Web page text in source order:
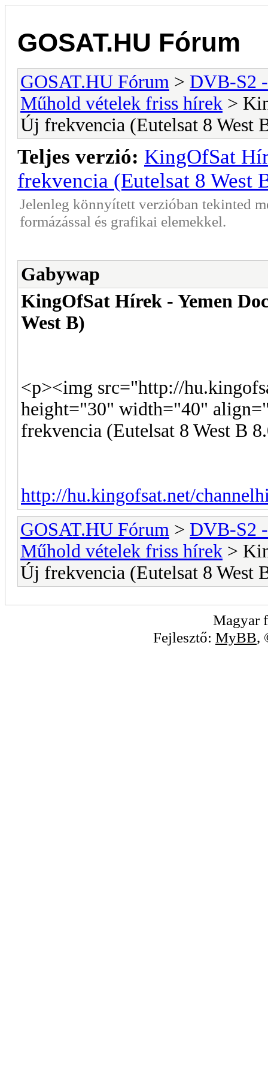
GOSAT.HU Fórum
GOSAT.HU Fórum > DVB-S2
Műhold vételek friss hírek >
Új frekvencia (Eutelsat 8 West
Teljes verzió: KingOfSat
frekvencia (Eutelsat 8 West
Jelenleg könnyített verzióban tekinted
formázással és grafikai elemekkel.
Gabywap
KingOfSat Hírek - Yemen
West B)
<p><img src="http://
height="30" width="40"
frekvencia (Eutelsat 8 West B
http://hu.kingofsat.net/
GOSAT.HU Fórum > DVB-S2
Műhold vételek friss hírek >
Új frekvencia (Eutelsat 8 West
Magyar
Fejlesztő: MyBB,